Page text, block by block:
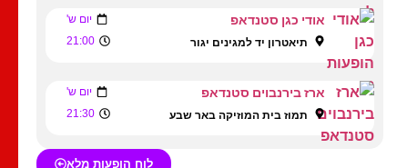
אודי כגן סטנדאפ יום ש'
תיאטרון יד למגינים יגור 21:00
ארז בירנבוים סטנדאפ יום ש'
תמוז בית המוזיקה באר שבע 21:30
לוח הופעות מלא